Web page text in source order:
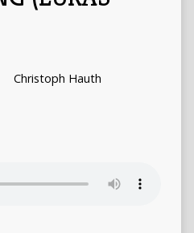
Christoph Hauth